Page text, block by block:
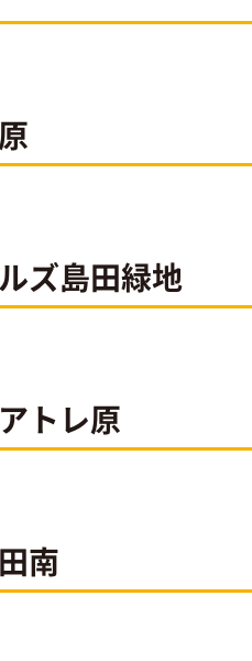
ズ島田緑地
トレ原
南